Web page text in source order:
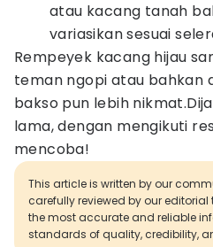
atau kacang tanah
variasikan sesuai
Rempeyek kacang hijau
teman ngopi atau bahkan
bakso pun lebih
lama, dengan mengikuti
mencoba!
This article is written by our
carefully reviewed by our editorial
the most accurate and reliable
standards of quality, credibility,